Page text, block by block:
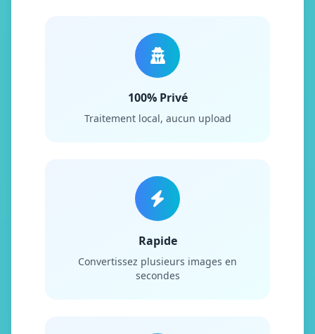
100% Privé
Traitement local, aucun upload
Rapide
Convertissez plusieurs images en
secondes